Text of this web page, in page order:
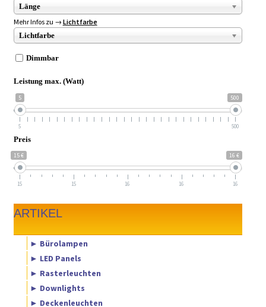
Länge
Mehr Infos zu → Lichtfarbe
Lichtfarbe
Dimmbar
Leistung max. (Watt)
5 500
5 500
Preis
15 € 16 €
15 15 16 16 16
ARTIKEL
► Bürolampen
► LED Panels
► Rasterleuchten
► Downlights
► Deckenleuchten